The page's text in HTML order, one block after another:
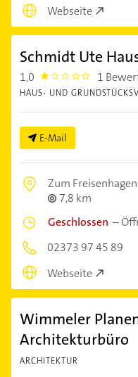
Webseite
Schmidt Ute
1,0 1.0 1
HAUS- UND
E-Mail
Zum
7,8 km
Geschlossen –
02373 97 45 89
Webseite
Wimmeler
Architekturbüro
ARCHITEKTUR